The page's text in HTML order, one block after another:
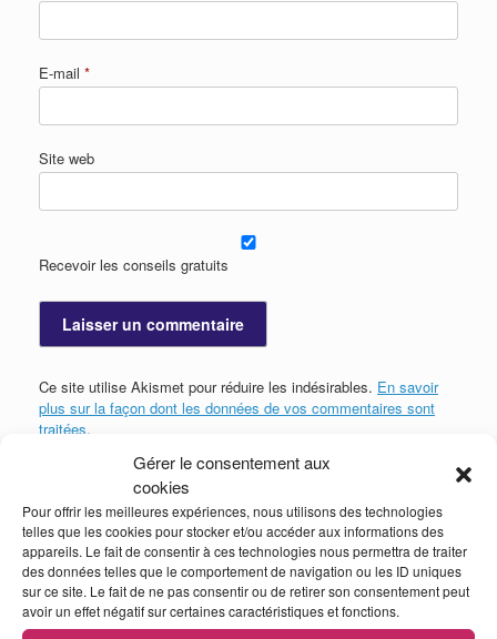
Gérer le consentement aux
cookies
Pour offrir les meilleures expériences, nous utilisons des technologies
telles que les cookies pour stocker et/ou accéder aux informations des
appareils. Le fait de consentir à ces technologies nous permettra de traiter
des données telles que le comportement de navigation ou les ID uniques
sur ce site. Le fait de ne pas consentir ou de retirer son consentement peut
avoir un effet négatif sur certaines caractéristiques et fonctions.
E-mail *
Site web
Recevoir les conseils gratuits
Ce site utilise Akismet pour réduire les indésirables. En savoir
plus sur la façon dont les données de vos commentaires sont
traitées.
Recevoir 2 sons et 7 conseils gratuits
pour devenir DJ
Clique-ici